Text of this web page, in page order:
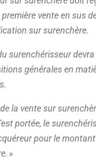
vente en sus
sur surenchère.
surenchérisseur
générales en
la vente sur
portée, le
pour le
»